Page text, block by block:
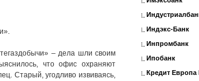
– дела шли своим
что офис охраняют
Старый, угодливо извиваясь,
Индэкс-Банк
Инпромбанк
Ипобанк
Кредит Европа